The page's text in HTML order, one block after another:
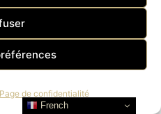
Page de confidentialité
Été 2023
et coiffeur Officiel du
années 1950, nous
French